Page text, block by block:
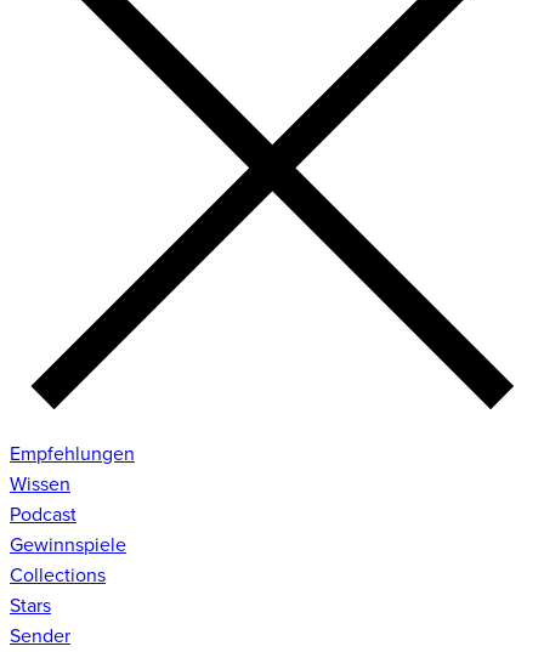
Empfehlungen
Wissen
Podcast
Gewinnspiele
Collections
Stars
Sender